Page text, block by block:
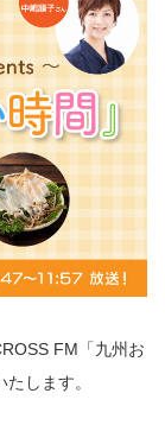
FM「九州お
します。